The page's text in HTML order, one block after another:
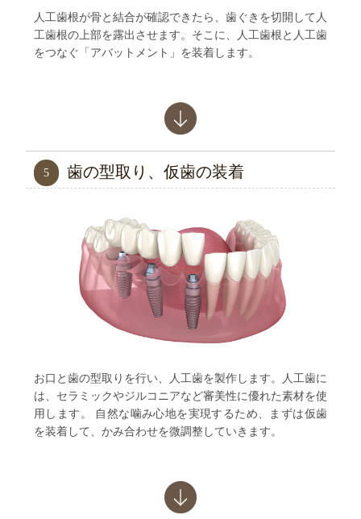
人工歯根が骨と結合が確認できたら、歯ぐきを切開して人
工歯根の上部を露出させます。そこに、人工歯根と人工歯
をつなぐ「アバットメント」を装着します。
5 歯の型取り、仮歯の装着
お口と歯の型取りを行い、人工歯を製作します。人工歯に
は、セラミックやジルコニアなど審美性に優れた素材を使
用します。
自然な噛み心地を実現するため、まずは仮歯
を装着して、かみ合わせを微調整していきます。